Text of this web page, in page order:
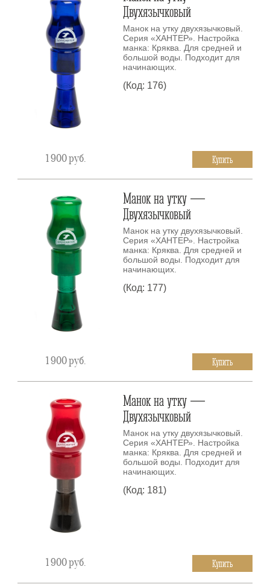
Двухязычковый
Манок на утку двухязычковый.
Серия «ХАНТЕР». Настройка
манка: Кряква. Для средней и
большой воды. Подходит для
начинающих.
(Код: 176)
1 900руб. Купить
Манок на утку —
Двухязычковый
Манок на утку двухязычковый.
Серия «ХАНТЕР». Настройка
манка: Кряква. Для средней и
большой воды. Подходит для
начинающих.
(Код: 177)
1 900руб. Купить
Манок на утку —
Двухязычковый
Манок на утку двухязычковый.
Серия «ХАНТЕР». Настройка
манка: Кряква. Для средней и
большой воды. Подходит для
начинающих.
(Код: 181)
1 900руб. Купить